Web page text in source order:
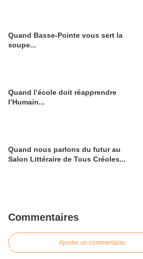
Quand Basse-Pointe vous sert la
soupe...
Quand l’école doit réapprendre
l’Humain...
Quand nous parlons du futur au
Salon Littéraire de Tous Créoles...
Commentaires
Ajouter un commentaire